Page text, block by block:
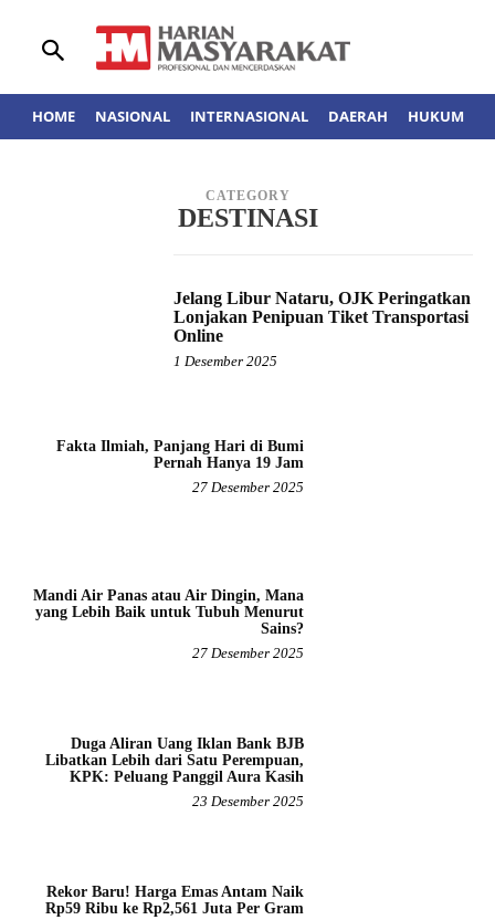
HOME NASIONAL INTERNASIONAL DAERAH HUKUM
CATEGORY
DESTINASI
Jelang Libur Nataru, OJK Peringatkan
Lonjakan Penipuan Tiket Transportasi
Online
1 Desember 2025
Fakta Ilmiah, Panjang Hari di Bumi
Pernah Hanya 19 Jam
27 Desember 2025
Mandi Air Panas atau Air Dingin, Mana
yang Lebih Baik untuk Tubuh Menurut
Sains?
27 Desember 2025
Duga Aliran Uang Iklan Bank BJB
Libatkan Lebih dari Satu Perempuan,
KPK: Peluang Panggil Aura Kasih
23 Desember 2025
Rekor Baru! Harga Emas Antam Naik
Rp59 Ribu ke Rp2,561 Juta Per Gram